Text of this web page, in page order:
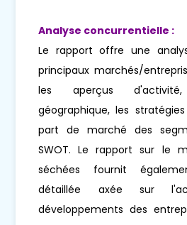
Analyse concurrentielle :
Le rapport offre une
principaux marchés/
les aperçus
géographique, les
part de marché des
SWOT. Le rapport sur le
séchées fournit
détaillée axée sur
développements des